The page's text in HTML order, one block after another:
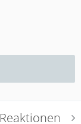
Reaktionen